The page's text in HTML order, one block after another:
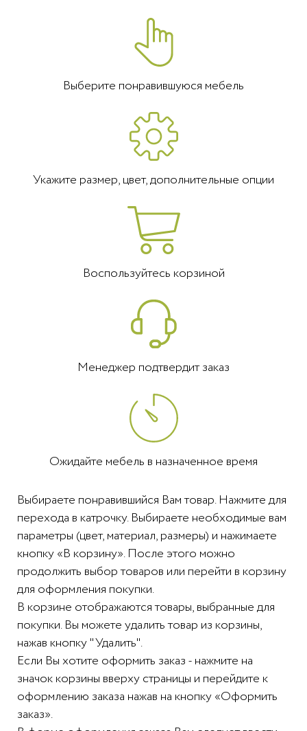
Выберите понравившуюся мебель
Укажите размер, цвет, дополнительные опции
Воспользуйтесь корзиной
Менеджер подтвердит заказ
Ожидайте мебель в назначенное время
Выбираете понравившийся Вам товар. Нажмите для
перехода в катрочку. Выбираете необходимые вам
параметры (цвет, материал, размеры) и нажимаете
кнопку «В корзину». После этого можно
продолжить выбор товаров или перейти в корзину
для оформления покупки.
В корзине отображаются товары, выбранные для
покупки. Вы можете удалить товар из корзины,
нажав кнопку "Удалить".
Если Вы хотите оформить заказ - нажмите на
значок корзины вверху страницы и перейдите к
оформлению заказа нажав на кнопку «Оформить
заказ».